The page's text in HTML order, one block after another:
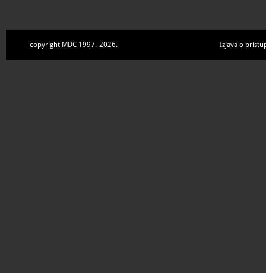
copyright MDC 1997.-2026. Izjava o